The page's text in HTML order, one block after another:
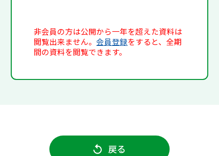
非会員の方は公開から一年を超えた資料は
閲覧出来ません。会員登録をすると、全期
間の資料を閲覧できます。
戻る